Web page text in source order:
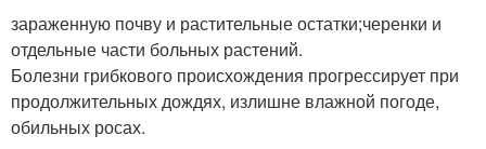
зараженную почву и растительные остатки;черенки и
отдельные части больных растений.
Болезни грибкового происхождения прогрессирует при
продолжительных дождях, излишне влажной погоде,
обильных росах.